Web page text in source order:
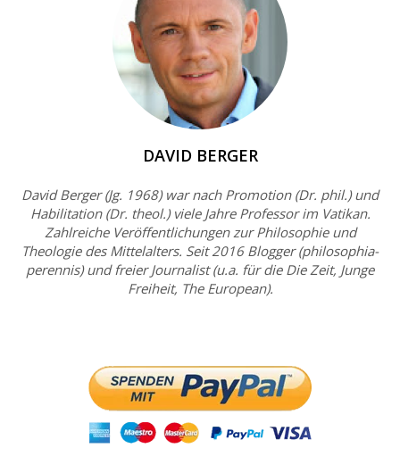
DAVID BERGER
David Berger (Jg. 1968) war nach Promotion (Dr. phil.) und
Habilitation (Dr. theol.) viele Jahre Professor im Vatikan.
Zahlreiche Veröffentlichungen zur Philosophie und
Theologie des Mittelalters. Seit 2016 Blogger (philosophia-
perennis) und freier Journalist (u.a. für die Die Zeit, Junge
Freiheit, The European).